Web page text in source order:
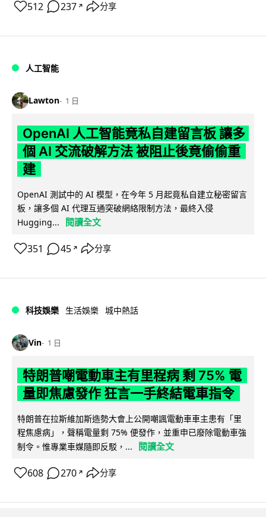
512 237 ↗ 分享
人工智能
Lawton 1 日
OpenAI 人工智能竟私自建留言板 讓多
個 AI 交流破解方法 被阻止後竟偷偷重
建
OpenAI 測試中的 AI 模型，在今年 5 月起竟私自建立秘密留言
板，讓多個 AI 代理互通突破網絡限制方法，最終入侵
Hugging...
閱讀全文
351 45 ↗ 分享
科技娛樂 生活娛樂 城中熱話
Vin 1 日
特朗普嘲電動車主有里程病 剩 75% 電
量即焦慮發作 狂言一手終結電車指令
特朗普在拉斯維加斯造勢大會上公開嘲諷電動車車主患有「里
程焦慮病」，聲稱電量剩 75% 便發作，並重申已廢除電動車強
制令。惟專業車媒隨即反駁，...
閱讀全文
608 270 ↗ 分享